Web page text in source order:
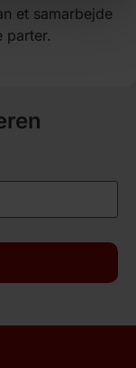
et samarbejde
parter.